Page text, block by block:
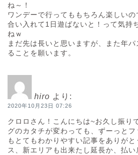
ね～！
ワンデーで行ってももちろん楽しい
合い入れて1日遊ばないと！って気持
ねｗ
まだ先は長いと思いますが、また年パ
ることを願います。
hiro より:
2020年10月23日 07:26
クロロさん！こんにちは~お久し振り
グのカタチが変わっても、ずーっと
もとてもわかりやすい記事をありが
ス、新エリアも出来たし延長か、払